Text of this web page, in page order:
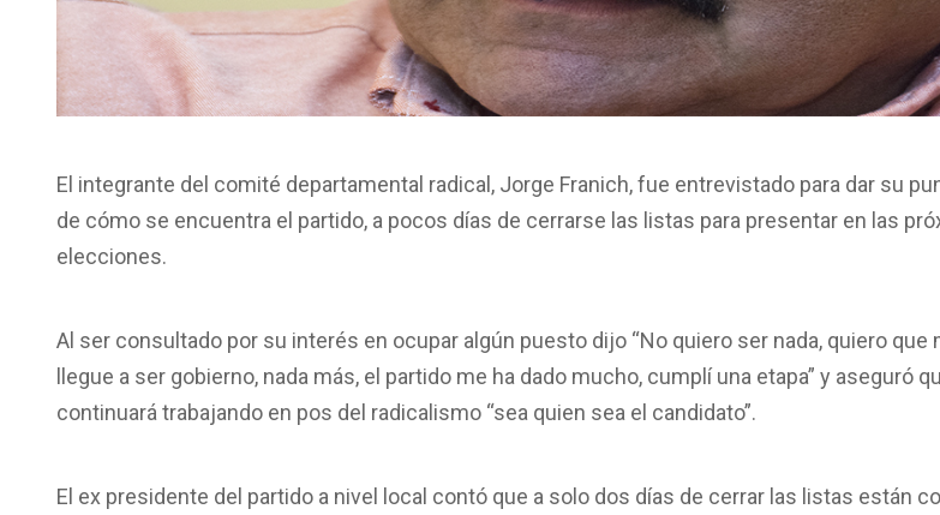
El integrante del comité departamental radical, Jorge Franich, fue entrevistado para dar su
de cómo se encuentra el partido, a pocos días de cerrarse las listas para presentar en las
elecciones.
Al ser consultado por su interés en ocupar algún puesto dijo “No quiero ser nada, quiero que
llegue a ser gobierno, nada más, el partido me ha dado mucho, cumplí una etapa” y aseguró
continuará trabajando en pos del radicalismo “sea quien sea el candidato”.
El ex presidente del partido a nivel local contó que a solo dos días de cerrar las listas están